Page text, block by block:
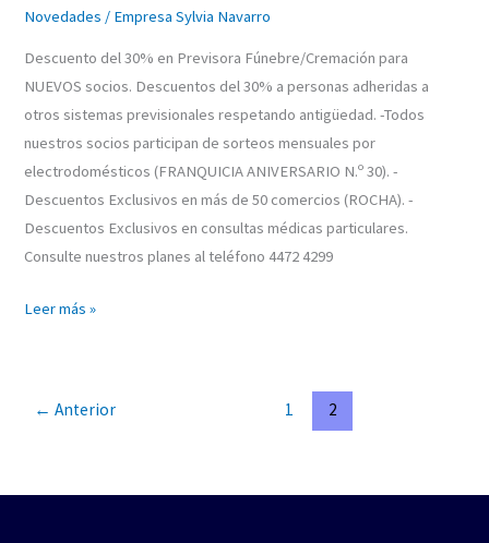
Novedades / Empresa Sylvia Navarro
Descuento del 30% en Previsora Fúnebre/Cremación para
NUEVOS socios. Descuentos del 30% a personas adheridas a
otros sistemas previsionales respetando antigüedad. -Todos
nuestros socios participan de sorteos mensuales por
electrodomésticos (FRANQUICIA ANIVERSARIO N.º 30). -
Descuentos Exclusivos en más de 50 comercios (ROCHA). -
Descuentos Exclusivos en consultas médicas particulares.
Consulte nuestros planes al teléfono 4472 4299
Leer más »
← Anterior 1 2